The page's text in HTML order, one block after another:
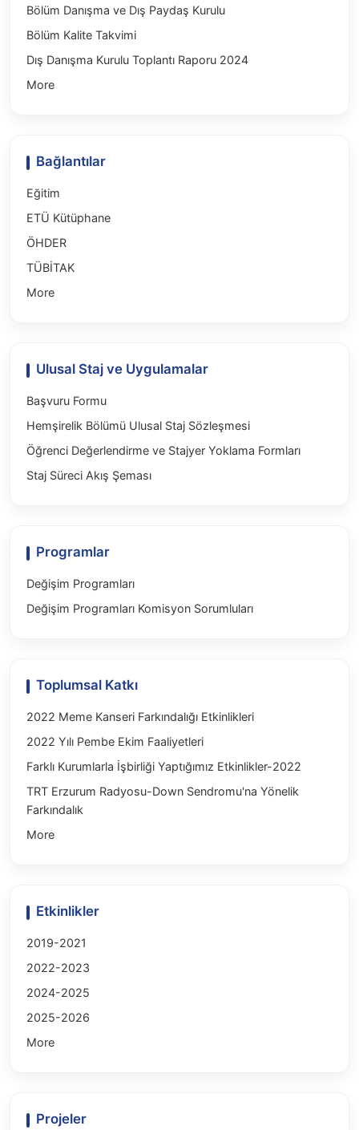
Bölüm Danışma ve Dış Paydaş Kurulu
Bölüm Kalite Takvimi
Dış Danışma Kurulu Toplantı Raporu 2024
More
Bağlantılar
Eğitim
ETÜ Kütüphane
ÖHDER
TÜBİTAK
More
Ulusal Staj ve Uygulamalar
Başvuru Formu
Hemşirelik Bölümü Ulusal Staj Sözleşmesi
Öğrenci Değerlendirme ve Stajyer Yoklama Formları
Staj Süreci Akış Şeması
Programlar
Değişim Programları
Değişim Programları Komisyon Sorumluları
Toplumsal Katkı
2022 Meme Kanseri Farkındalığı Etkinlikleri
2022 Yılı Pembe Ekim Faaliyetleri
Farklı Kurumlarla İşbirliği Yaptığımız Etkinlikler-2022
TRT Erzurum Radyosu-Down Sendromu'na Yönelik
Farkındalık
More
Etkinlikler
2019-2021
2022-2023
2024-2025
2025-2026
More
Projeler